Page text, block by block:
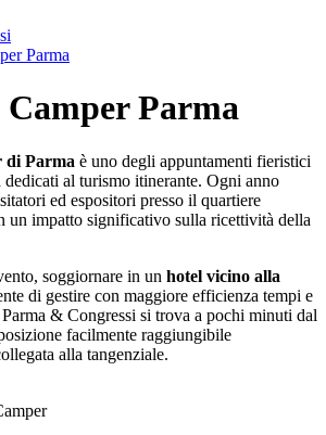
Parma
Camper Parma
di Parma è uno degli appuntamenti fieristici
al turismo itinerante. Ogni anno
ed espositori presso il quartiere
un impatto significativo sulla ricettività della
soggiornare in un hotel vicino alla
di gestire con maggiore efficienza tempi e
& Congressi si trova a pochi minuti dal
facilmente raggiungibile
alla tangenziale.